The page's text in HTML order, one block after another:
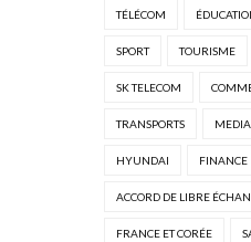
TÉLÉCOM
SPORT TOURISME
SK TELECOM
TRANSPORTS MEDIA
HYUNDAI FINANCE
ACCORD DE LIBRE
FRANCE ET CORÉE